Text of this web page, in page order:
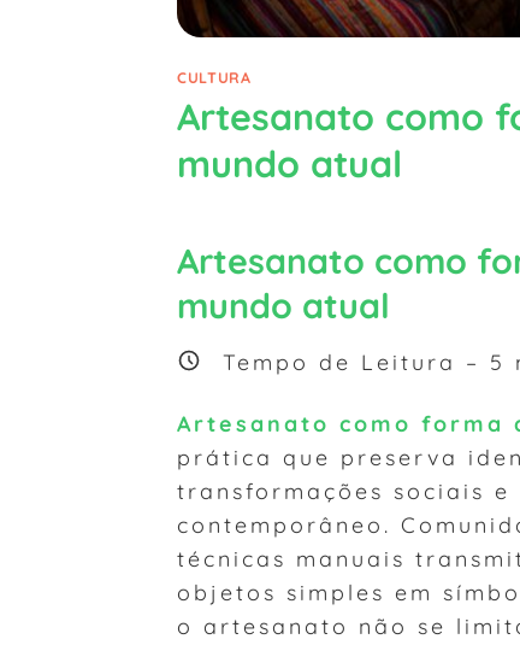
CULTURA
Artesanato como
mundo atual
Artesanato como
mundo atual
Tempo de Leitura – 5
Artesanato como forma
prática que preserva
transformações sociais e
contemporâneo.
técnicas manuais
objetos simples em
o artesanato não se